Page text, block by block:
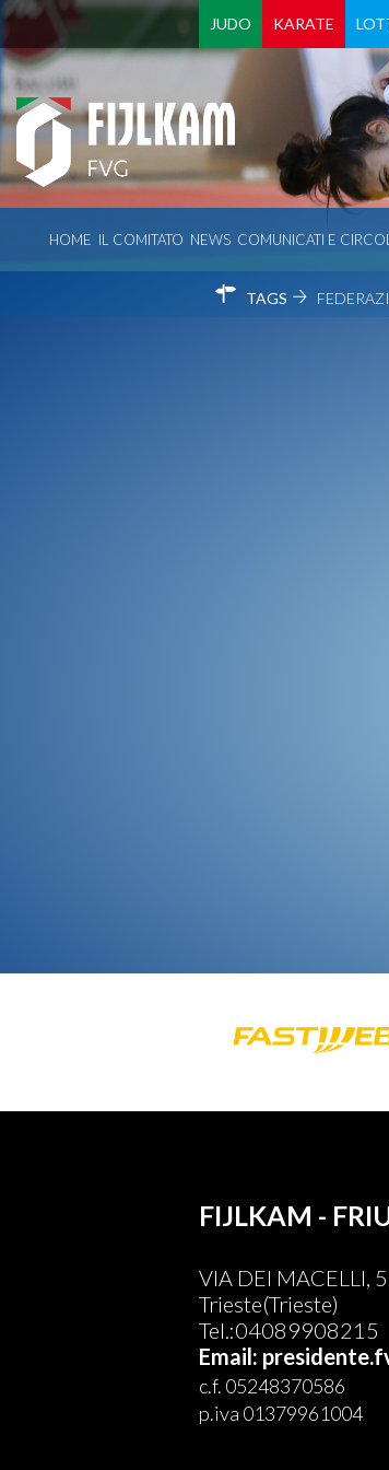
JUDO KARATE
HOME IL COMITATO NEWS COMUNICATI E
TAGS
FIJLKAM -
VIA DEI MACELLI,
Trieste(Trieste)
Tel.:04089908215
Email:
c.f. 05248370586
p.iva 01379961004